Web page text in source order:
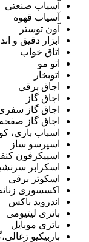
آسیاب صنعتی
آسیاب قهوه
آون توستر
ابزار دقیق و
اتاق خواب
اتو مو
اتوبخار
اجاق برقی
اجاق گاز
اجاق گاز
اجاق گاز
اسباب بازی،
اسپرسو ساز
اسپیکرفون
اسکرابر
اسکوتر برقی
اکسسوری
اندروید باکس
باتری لیتیومی
باتری موبایل
باربیکیو